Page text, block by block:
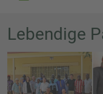
Lebendige